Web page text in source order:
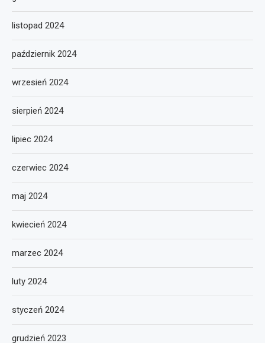
listopad 2024
październik 2024
wrzesień 2024
sierpień 2024
lipiec 2024
czerwiec 2024
maj 2024
kwiecień 2024
marzec 2024
luty 2024
styczeń 2024
grudzień 2023